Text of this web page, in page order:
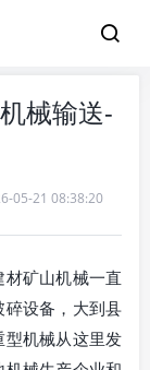
械输送-
05-21 08:38:20
矿山机械一直
设备，大到县
机械从这里发